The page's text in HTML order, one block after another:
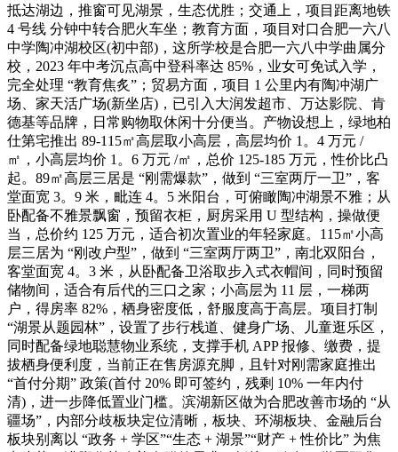
抵达湖边，推窗可见湖景，生态优胜；交通上，项目距离地铁
4 号线 分钟中转合肥火车坐；教育方面，项目对口合肥一六八
中学陶冲湖校区(初中部)，这所学校是合肥一六八中学曲属分
校，2023 年中考沉点高中登科率达 85%，业女可免试入学，
完全处理 “教育焦炙”；贸易方面，项目 1 公里内有陶冲湖广
场、家天活广场(新坐店)，已引入大润发超市、万达影院、肯
德基等品牌，日常购物取休闲十分便当。产物设想上，绿地柏
仕第宅推出 89-115㎡高层取小高层，高层均价 1。4 万元 /
㎡，小高层均价 1。6 万元 /㎡，总价 125-185 万元，性价比凸
起。89㎡高层三居是 “刚需爆款”，做到 “三室两厅一卫”，客
堂面宽 3。9 米，毗连 4。5 米阳台，可俯瞰陶冲湖景不雅；从
卧配备不雅景飘窗，预留衣柜，厨房采用 U 型结构，操做便
当，总价约 125 万元，适合初次置业的年轻家庭。115㎡小高
层三居为 “刚改户型”，做到 “三室两厅两卫”，南北双阳台，
客堂面宽 4。3 米，从卧配备卫浴取步入式衣帽间，同时预留
储物间，适合有后代的三口之家；小高层为 11 层，一梯两
户，得房率 82%，栖身密度低，舒服度高于高层。项目打制
“湖景从题园林”，设置了步行栈道、健身广场、儿童逛乐区，
同时配备绿地聪慧物业系统，支撑手机 APP 报修、缴费，提
拔栖身便利度，当前正在售房源充脚，且针对刚需家庭推出
“首付分期” 政策(首付 20% 即可签约，残剩 10% 一年内付
清)，进一步降低置业门槛。滨湖新区做为合肥改善市场的 “从
疆场”，内部分歧板块定位清晰，板块、环湖板块、金融后台
板块别离以 “政务 + 学区”“生态 + 湖景”“财产 + 性价比” 为焦